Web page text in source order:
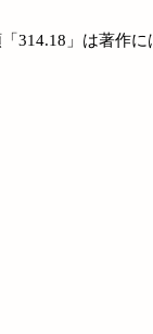
314.18」は著作